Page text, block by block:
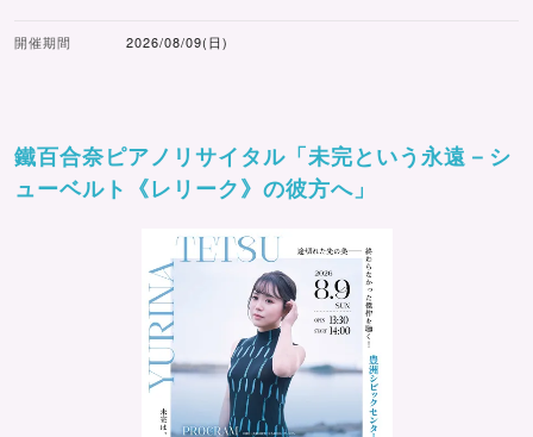
開催期間 2026/08/09(日)
鐵百合奈ピアノリサイタル「未完という永遠－シ
ューベルト《レリーク》の彼方へ」